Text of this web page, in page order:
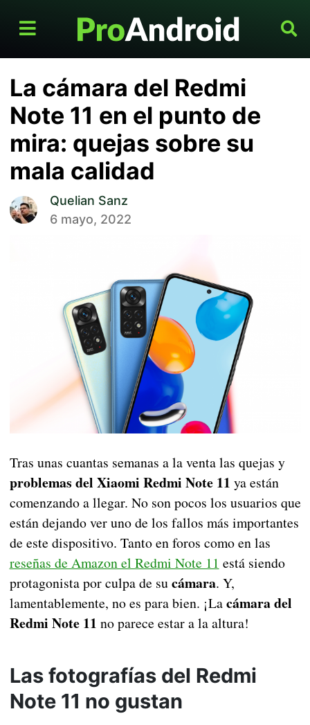
La cámara del Redmi
Note 11 en el punto de
mira: quejas sobre su
mala calidad
Quelian Sanz
6 mayo, 2022
Tras unas cuantas semanas a la venta las quejas y
problemas del Xiaomi Redmi Note 11 ya están
comenzando a llegar. No son pocos los usuarios que
están dejando ver uno de los fallos más importantes
de este dispositivo. Tanto en foros como en las
reseñas de Amazon el Redmi Note 11 está siendo
protagonista por culpa de sucámara. Y,
lamentablemente, no es para bien. ¡Lacámara del
Redmi Note 11 no parece estar a la altura!
Las fotografías del Redmi
Note 11 no gustan